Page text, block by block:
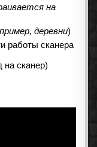
на
деревни)
работы сканера